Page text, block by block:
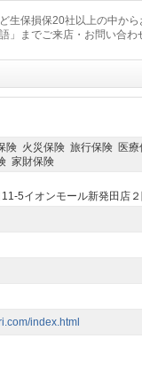
生保損保20社以上の中か
」までご来店・お問い合
険 火災保険 旅行保険 医
家財保険
5イオンモール新発田店
index.html